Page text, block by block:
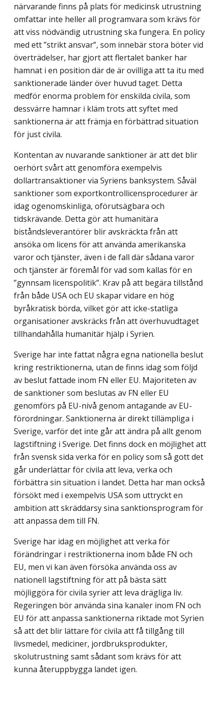
närvarande finns på plats för medicinsk utrustning
omfattar inte heller all programvara som krävs för
att viss nödvändig utrustning ska fungera. En policy
med ett ”strikt ansvar”, som innebär stora böter vid
överträdelser, har gjort att flertalet banker har
hamnat i en position där de är ovilliga att ta itu med
sanktionerade länder över huvud taget. Detta
medför enorma problem för enskilda civila, som
dessvärre hamnar i kläm trots att syftet med
sanktionerna är att främja en förbättrad situation
för just civila.
Kontentan av nuvarande sanktioner är att det blir
oerhört svårt att genomföra exempelvis
dollartransaktioner via Syriens banksystem. Såväl
sanktioner som export­kontrollicensprocedurer är
idag ogenomskinliga, oförutsägbara och
tidskrävande. Detta gör att humanitära
biståndsleverantörer blir avskräckta från att
ansöka om licens för att använda amerikanska
varor och tjänster, även i de fall där sådana varor
och tjänster är föremål för vad som kallas för en
”gynnsam licenspolitik”. Krav på att begära tillstånd
från både USA och EU skapar vidare en hög
byråkratisk börda, vilket gör att icke-statliga
organisationer avskräcks från att överhuvudtaget
tillhandahålla humanitär hjälp i Syrien.
Sverige har inte fattat några egna nationella beslut
kring restriktionerna, utan de finns idag som följd
av beslut fattade inom FN eller EU. Majoriteten av
de sanktioner som beslutas av FN eller EU
genomförs på EU-nivå genom antagande av EU-
förord­ningar. Sanktionerna är direkt tillämpliga i
Sverige, varför det inte går att ändra på allt genom
lagstiftning i Sverige. Det finns dock en möjlighet att
från svensk sida verka för en policy som så gott det
går underlättar för civila att leva, verka och
förbättra sin situation i landet. Detta har man också
försökt med i exempelvis USA som uttryckt en
ambition att skräddarsy sina sanktionsprogram för
att anpassa dem till FN.
Sverige har idag en möjlighet att verka för
förändringar i restriktionerna inom både FN och
EU, men vi kan även försöka använda oss av
nationell lagstiftning för att på bästa sätt
möjliggöra för civila syrier att leva drägliga liv.
Regeringen bör använda sina kanaler inom FN och
EU för att anpassa sanktionerna riktade mot Syrien
så att det blir lättare för civila att få tillgång till
livsmedel, mediciner, jordbruksprodukter,
skolutrustning samt sådant som krävs för att
kunna återuppbygga landet igen.